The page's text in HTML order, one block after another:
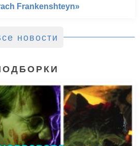
Frankenshteyn»
новости